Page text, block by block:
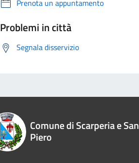
Prenota un appuntamento
Problemi in città
Segnala disservizio
Comune di Scarperia e San
Piero